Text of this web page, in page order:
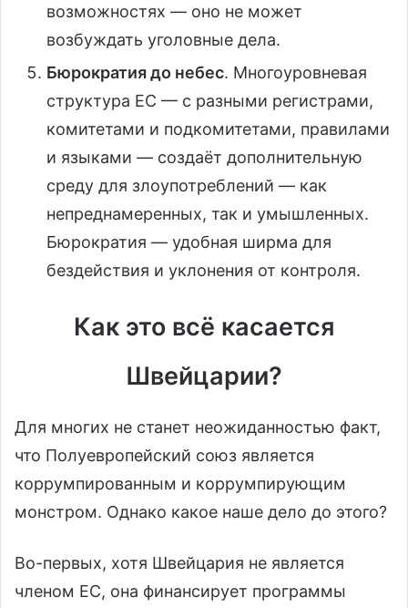
возможностях — оно не может
возбуждать уголовные дела.
Бюрократия до небес. Многоуровневая
структура ЕС — с разными регистрами,
комитетами и подкомитетами, правилами
и языками — создаёт дополнительную
среду для злоупотреблений — как
непреднамеренных, так и умышленных.
Бюрократия — удобная ширма для
бездействия и уклонения от контроля.
Как это всё касается
Швейцарии?
Для многих не станет неожиданностью факт,
что Полуевропейский союз является
коррумпированным и коррумпирующим
монстром. Однако какое наше дело до этого?
Во-первых, хотя Швейцария не является
членом ЕС, она финансирует программы